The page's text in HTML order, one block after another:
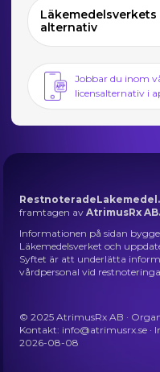
alternativ
Jobbar du inom
licensalternativ i
framtagen avAtrimusRx AB.
Informationen på sidan
Läkemedelsverket och
Syftet är att underlätta
vårdpersonal vid
© 2025 AtrimusRx AB ·
Kontakt: info@atrimusrx.se ·
2026-08-08